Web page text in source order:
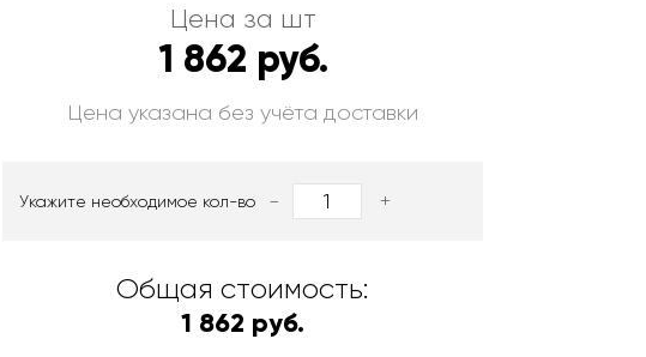
Цена за шт
1 862 руб.
Цена указана без учёта доставки
Укажите необходимое кол-во - +
Общая стоимость:
1 862 руб.